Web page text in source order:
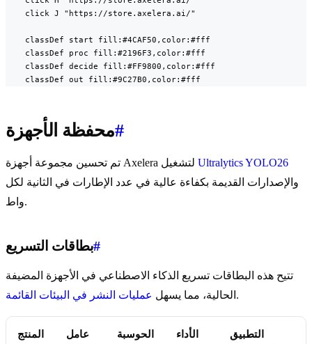
    click J "https://store.axelera.ai/"
    classDef start fill:#4CAF50,color:#fff
    classDef proc fill:#2196F3,color:#fff
    classDef decide fill:#FF9800,color:#fff
    classDef out fill:#9C27B0,color:#fff
محفظة الأجهزة#
Ultralytics YOLO26
والإصدارات القديمة بكفاءة عالية في عدد الإطارات في الثانية لكل
واط.
بطاقات التسريع#
تتيح هذه البطاقات تسريع الذكاء الاصطناعي في الأجهزة المضيفة
الحالية، مما يسهل عمليات النشر في البيئات القائمة .
المنتج
عامل
الحوسبة
الأداء
التطبيق